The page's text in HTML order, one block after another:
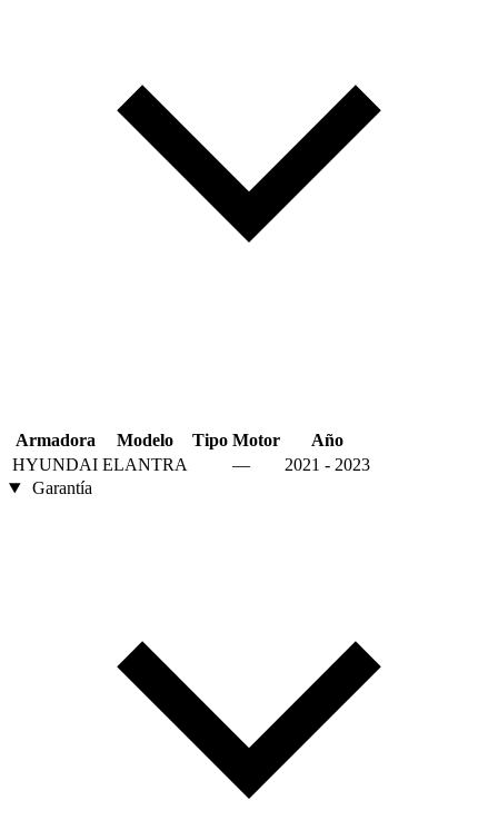
Armadora Modelo Tipo Motor
Año
HYUNDAI ELANTRA —
2021 - 2023
Garantía